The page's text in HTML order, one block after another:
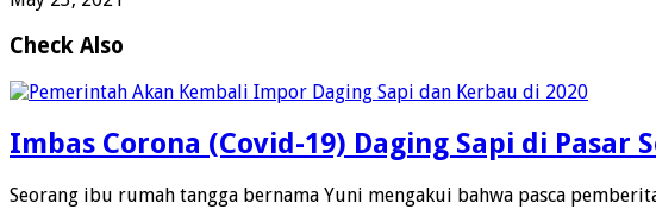
Check Also
Imbas Corona (Covid-19) Daging Sapi di Pasar
Seorang ibu rumah tangga bernama Yuni mengakui bahwa pasca